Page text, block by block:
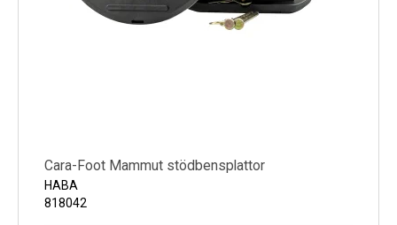
Cara-Foot Mammut stödbensplattor
HABA
818042